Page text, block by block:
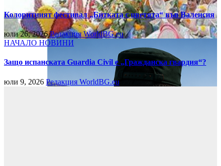
Колоритният фестивал „Битката с цветята“ във Валенсия
юли 26, 2026Редакция WorldBG.eu
НАЧАЛО НОВИНИ
Защо испанската Guardia Civil е „Гражданска гвардия“?
юли 9, 2026 Редакция WorldBG.eu